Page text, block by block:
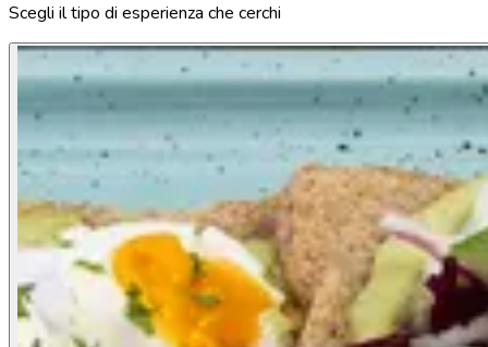
Scegli il tipo di esperienza che cerchi